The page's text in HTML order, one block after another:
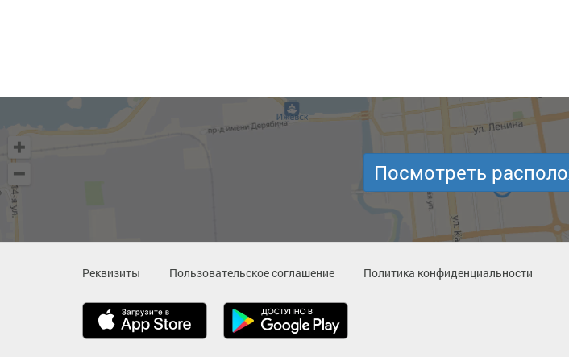
Посмотреть
Реквизиты Пользовательское соглашение Политика конфиденциальности